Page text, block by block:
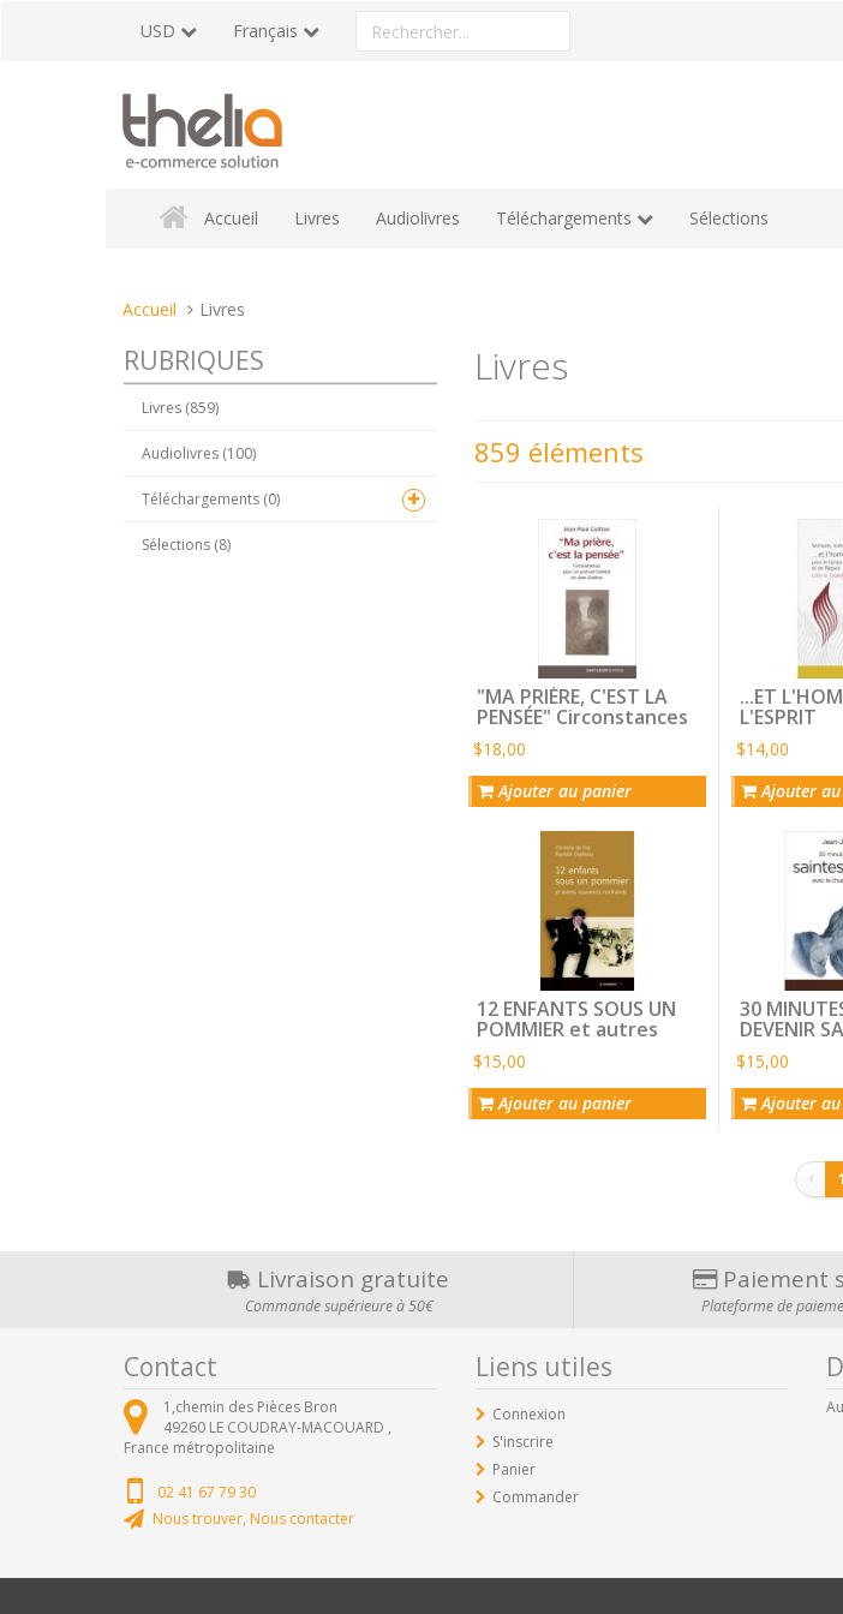
USD Français
Rechercher
un
Accueil Livres Audiolivres Téléchargements Sélections
Vous
ici :
Accueil Livres
Livres
859 éléments
"MA PRIÈRE, C'EST LA
PENSÉE" Circonstances
pour un portrait
familial de Jean Guitton
$18,00
Ajouter au panier
...ET
L'ESPRIT
$14,00
Ajouter
12 ENFANTS SOUS UN
POMMIER et autres
souvenirs normands
$15,00
Ajouter au panier
30
DEVENIR
SAINTS
chapelet
$15,00
Ajouter
1
RUBRIQUES
Livres (859)
Audiolivres (100)
Téléchargements (0)
Sélections (8)
Livraison gratuite
Commande supérieure à 50€
Paiement
Plateforme de
Contact
1,chemin des Pièces Bron
49260 LE COUDRAY-MACOUARD ,
France métropolitaine
02 41 67 79 30
Nous trouver, Nous contacter
Liens utiles
Connexion
S'inscrire
Panier
Commander